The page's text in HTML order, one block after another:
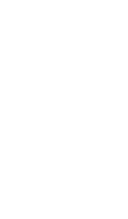
神社リサーチ」
ジ
めの「ご自愛レ
り」～The
PERFECT
「レンジプロテ